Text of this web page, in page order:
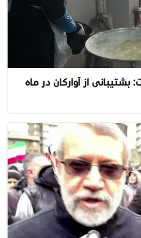
پشتیبانی از آوارگان در ماه